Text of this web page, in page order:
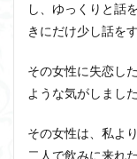
し、ゆっくりと話
きにだけ少し話を
その女性に失恋し
ような気がしました
その女性は、私よ
二人で飲みに来れ